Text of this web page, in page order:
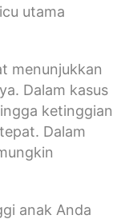
utama
menunjukkan
Dalam kasus
ketinggian
Dalam
anak Anda